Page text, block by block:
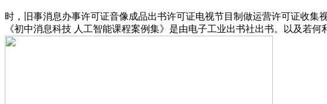
时，旧事消息办事许可证音像成品出书许可证电视节目制做运营许可证收集
《初中消息科技 人工智能课程案例集》是由电子工业出书社出书。以及若